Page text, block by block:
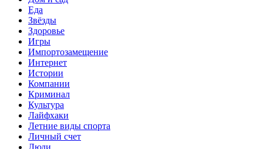
Еда
Звёзды
Здоровье
Игры
Импортозамещение
Интернет
Истории
Компании
Криминал
Культура
Лайфхаки
Летние виды спорта
Личный счет
Люди